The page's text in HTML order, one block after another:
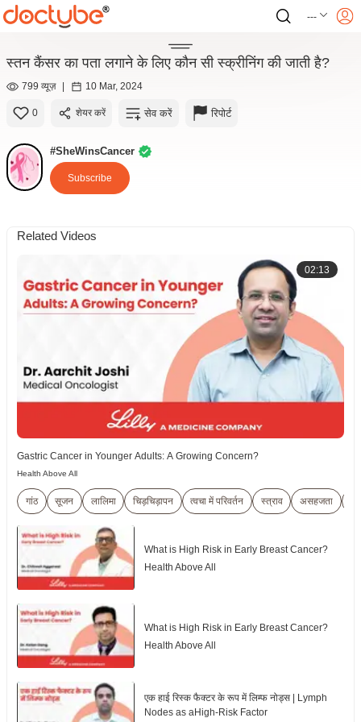
---
स्तन कैंसर का पता लगाने के लिए कौन सी स्क्रीनिंग की जाती है?
799 व्यूज़ | 10 Mar, 2024
0 शेयर करें सेव करें रिपोर्ट
#SheWinsCancer
Subscribe
Related Videos
02:13
Gastric Cancer in Younger Adults: A Growing Concern?
Health Above All
गांठ सूजन लालिमा चिड़चिड़ापन त्वचा में परिवर्तन स्त्राव असहजता
What is High Risk in Early Breast Cancer?
Health Above All
What is High Risk in Early Breast Cancer?
Health Above All
एक हाई रिस्क फैक्टर के रूप में लिम्फ नोड्स | Lymph
Nodes as aHigh-Risk Factor